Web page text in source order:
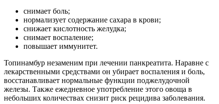
снимает боль;
нормализует содержание сахара в крови;
снижает кислотность желудка;
снимает воспаление;
повышает иммунитет.
Топинамбур незаменим при лечении панкреатита. Наравне с
лекарственными средствами он убирает воспаления и боль,
восстанавливает нормальные функции поджелудочной
железы. Также ежедневное употребление этого овоща в
небольших количествах снизит риск рецидива заболевания.